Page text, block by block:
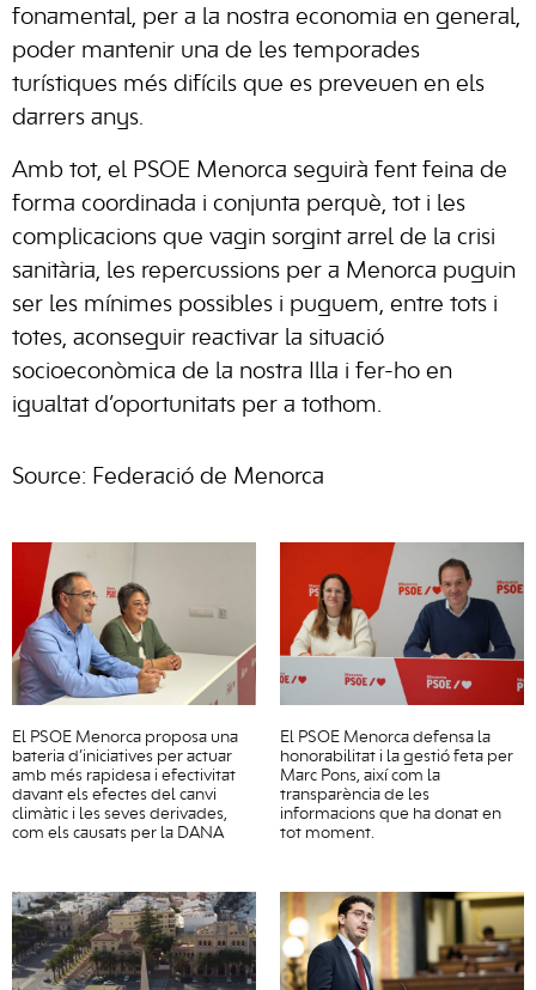
fonamental, per a la nostra economia en general,
poder mantenir una de les temporades
turístiques més difícils que es preveuen en els
darrers anys.
Amb tot, el PSOE Menorca seguirà fent feina de
forma coordinada i conjunta perquè, tot i les
complicacions que vagin sorgint arrel de la crisi
sanitària, les repercussions per a Menorca puguin
ser les mínimes possibles i puguem, entre tots i
totes, aconseguir reactivar la situació
socioeconòmica de la nostra Illa i fer-ho en
igualtat d’oportunitats per a tothom.
Source: Federació de Menorca
El PSOE Menorca proposa una
bateria d’iniciatives per actuar
amb més rapidesa i efectivitat
davant els efectes del canvi
climàtic i les seves derivades,
com els causats per la DANA
El PSOE Menorca defensa la
honorabilitat i la gestió feta per
Marc Pons, així com la
transparència de les
informacions que ha donat en
tot moment.